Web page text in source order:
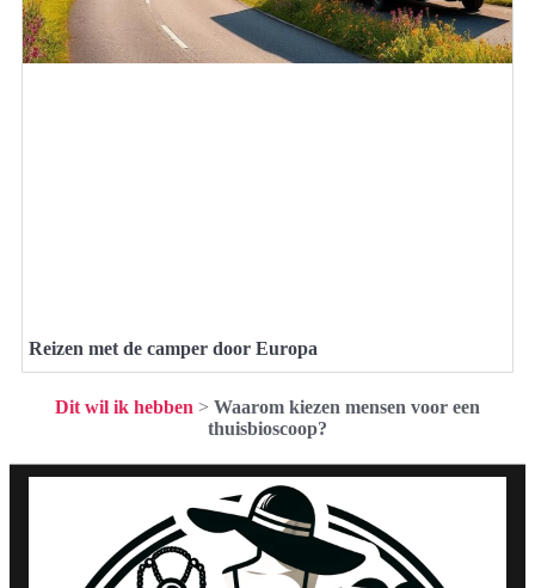
Reizen met de camper door Europa
Dit wil ik hebben > Waarom kiezen mensen voor een
thuisbioscoop?